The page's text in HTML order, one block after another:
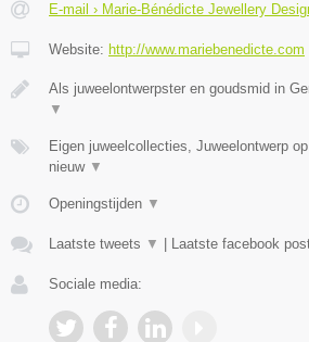
E-mail › Marie-Bénédicte Jewellery
Website: http://www.mariebenedicte.com
Als juweelontwerpster en goudsmid in
▼
Eigen juweelcollecties, Juweelontwerp
nieuw ▼
Openingstijden ▼
Laatste tweets ▼ Laatste facebook
Sociale media: